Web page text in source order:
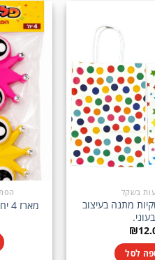
בשקל
יח' שקיות מתנה בעיצוב
₪
לסל
מארז 4 יח' קשתות עיניים צבעוניות